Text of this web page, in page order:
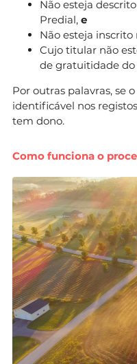
Não esteja
Predial, e
Não esteja
Cujo titular não
de gratuitidade
Por outras palavras, se
identificável nos
tem dono.
Como funciona o